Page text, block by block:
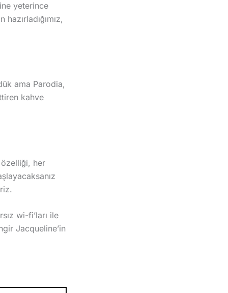
yeterince
ama Parodia,
kahve
özelliği, her
wi-fi’ları ile
Jacqueline’in